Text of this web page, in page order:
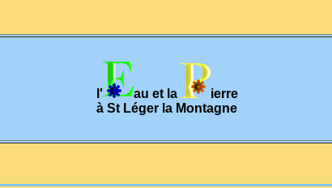
l' au et la
ierre
à St Léger la Montagne